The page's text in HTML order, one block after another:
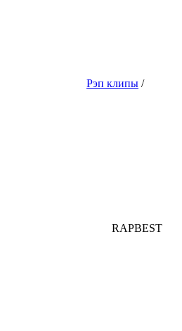
Рэп клипы /
RAPBEST